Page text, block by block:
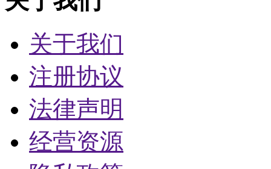
关于我们
注册协议
法律声明
经营资源